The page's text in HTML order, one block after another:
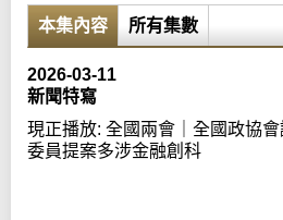
本集內容 所有集數
2026-03-11
新聞特寫
現正播放: 全國兩會｜全國政協
委員提案多涉金融創科